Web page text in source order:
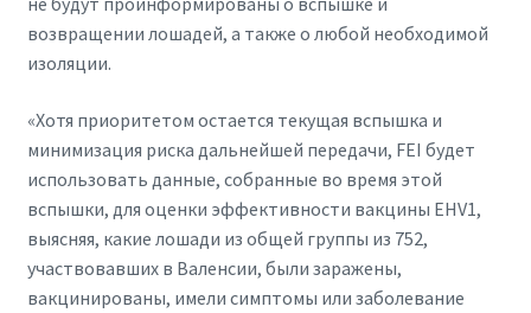
возвращении лошадей, а также о любой необходимой
изоляции.
«Хотя приоритетом остается текущая вспышка и
минимизация риска дальнейшей передачи, FEI будет
использовать данные, собранные во время этой
вспышки, для оценки эффективности вакцины EHV1,
выясняя, какие лошади из общей группы из 752,
участвовавших в Валенсии, были заражены,
вакцинированы, имели симптомы или заболевание